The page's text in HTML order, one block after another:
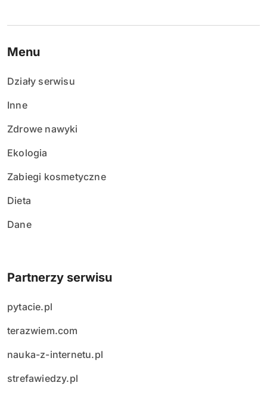
Menu
Działy serwisu
Inne
Zdrowe nawyki
Ekologia
Zabiegi kosmetyczne
Dieta
Dane
Partnerzy serwisu
pytacie.pl
terazwiem.com
nauka-z-internetu.pl
strefawiedzy.pl